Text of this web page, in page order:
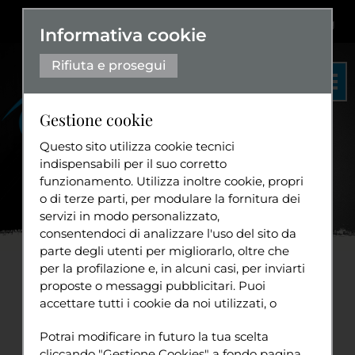
Dislessia Eng
Organigramma
Statuto
Diventa volontario
Sport
Home News Gli eSport
Gli eSport per le persone
con disabilità
lunedì 17 aprile 2023
Informativa cookie
Rifiuta e prosegui
Gestione cookie
Questo sito utilizza cookie tecnici
indispensabili per il suo corretto
funzionamento. Utilizza inoltre cookie, propri
o di terze parti, per modulare la fornitura dei
servizi in modo personalizzato,
consentendoci di analizzare l'uso del sito da
parte degli utenti per migliorarlo, oltre che
per la profilazione e, in alcuni casi, per inviarti
proposte o messaggi pubblicitari. Puoi
accettare tutti i cookie da noi utilizzati, o
compaiono sulle pagine di questo sito,
Potrai modificare in futuro la tua scelta